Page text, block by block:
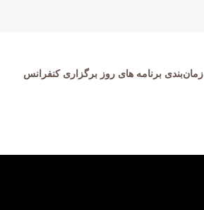
زمان‌بندی برنامه های روز برگزاری کنفرانس